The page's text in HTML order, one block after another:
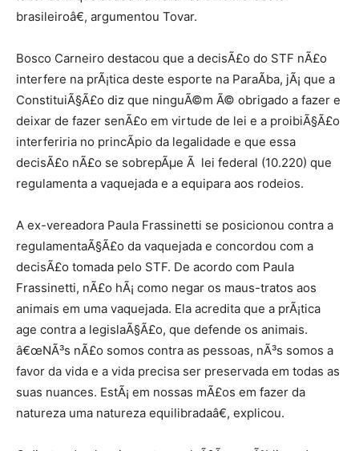
brasileiroâ€, argumentou Tovar.
Bosco Carneiro destacou que a decisÃ£o do STF nÃ£o
interfere na prÃ¡tica deste esporte na ParaÃ­ba, jÃ¡ que a
ConstituiÃ§Ã£o diz que ninguÃ©m Ã© obrigado a fazer e
deixar de fazer senÃ£o em virtude de lei e a proibiÃ§Ã£o
interferiria no princÃ­pio da legalidade e que essa
decisÃ£o nÃ£o se sobrepÃµe Ã lei federal (10.220) que
regulamenta a vaquejada e a equipara aos rodeios.
A ex-vereadora Paula Frassinetti se posicionou contra a
regulamentaÃ§Ã£o da vaquejada e concordou com a
decisÃ£o tomada pelo STF. De acordo com Paula
Frassinetti, nÃ£o hÃ¡ como negar os maus-tratos aos
animais em uma vaquejada. Ela acredita que a prÃ¡tica
age contra a legislaÃ§Ã£o, que defende os animais.
â€œNÃ³s nÃ£o somos contra as pessoas, nÃ³s somos a
favor da vida e a vida precisa ser preservada em todas as
suas nuances. EstÃ¡ em nossas mÃ£os em fazer da
natureza uma natureza equilibradaâ€, explicou.